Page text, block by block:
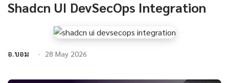
Shadcn UI DevSecOps Integration
อ.บอม 28 May 2026